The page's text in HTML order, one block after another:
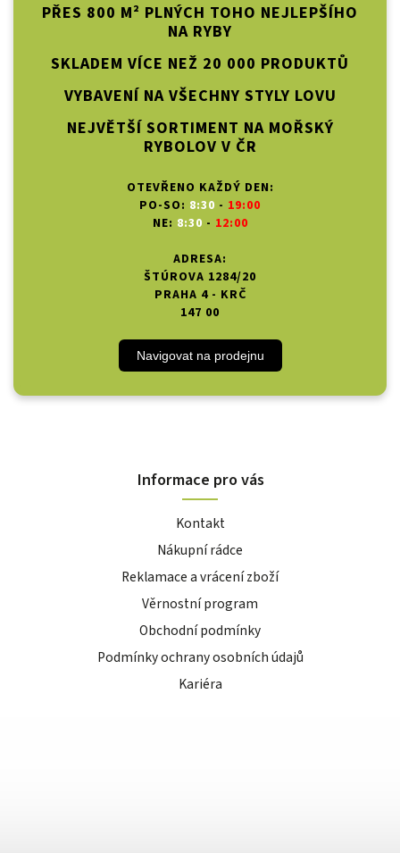
PŘES 800 M² PLNÝCH TOHO NEJLEPŠÍHO
NA RYBY
SKLADEM VÍCE NEŽ 20 000 PRODUKTŮ
VYBAVENÍ NA VŠECHNY STYLY LOVU
NEJVĚTŠÍ SORTIMENT NA MOŘSKÝ
RYBOLOV V ČR
OTEVŘENO KAŽDÝ DEN:
PO-SO: 8:30 - 19:00
NE: 8:30 - 12:00
ADRESA:
ŠTÚROVA 1284/20
PRAHA 4 - KRČ
147 00
Navigovat na prodejnu
Informace pro vás
Kontakt
Nákupní rádce
Reklamace a vrácení zboží
Věrnostní program
Obchodní podmínky
Podmínky ochrany osobních údajů
Kariéra